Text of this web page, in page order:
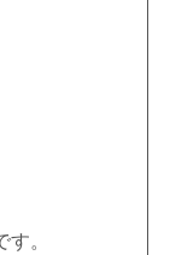
。